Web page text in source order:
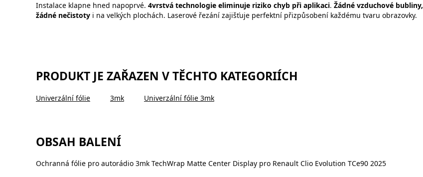
Instalace klapne hned napoprvé. 4vrstvá technologie eliminuje riziko chyb při aplikaci. Žádné vzduchové bubliny,
žádné nečistoty i na velkých plochách. Laserové řezání zajišťuje perfektní přizpůsobení každému tvaru obrazovky.
PRODUKT JE ZAŘAZEN V TĚCHTO KATEGORIÍCH
Univerzální fólie 3mk Univerzální fólie 3mk
OBSAH BALENÍ
Ochranná fólie pro autorádio 3mk TechWrap Matte Center Display pro Renault Clio Evolution TCe90 2025